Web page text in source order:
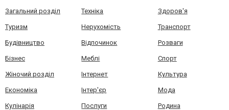
Загальний розділ Техніка Здоров'я
Туризм Нерухомість Транспорт
Будівництво Відпочинок Розваги
Бізнес Меблі Спорт
Жіночий розділ Інтернет Культура
Економіка Інтер'єр Мода
Кулінарія Послуги Родина